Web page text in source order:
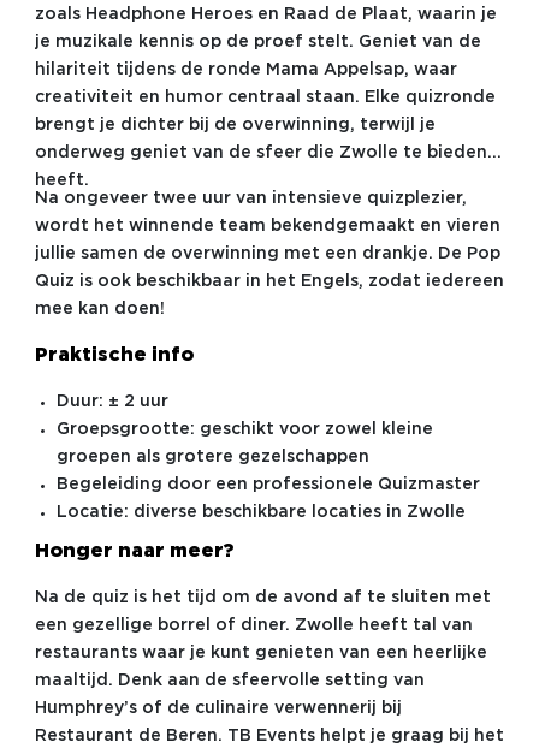
zoals Headphone Heroes en Raad de Plaat, waarin je
je muzikale kennis op de proef stelt. Geniet van de
hilariteit tijdens de ronde Mama Appelsap, waar
creativiteit en humor centraal staan. Elke quizronde
brengt je dichter bij de overwinning, terwijl je
onderweg geniet van de sfeer die Zwolle te bieden
heeft.
Na ongeveer twee uur van intensieve quizplezier,
wordt het winnende team bekendgemaakt en vieren
jullie samen de overwinning met een drankje. De Pop
Quiz is ook beschikbaar in het Engels, zodat iedereen
mee kan doen!
Praktische info
Duur: ± 2 uur
Groepsgrootte: geschikt voor zowel kleine
groepen als grotere gezelschappen
Begeleiding door een professionele Quizmaster
Locatie: diverse beschikbare locaties in Zwolle
Honger naar meer?
Na de quiz is het tijd om de avond af te sluiten met
een gezellige borrel of diner. Zwolle heeft tal van
restaurants waar je kunt genieten van een heerlijke
maaltijd. Denk aan de sfeervolle setting van
Humphrey’s of de culinaire verwennerij bij
Restaurant de Beren. TB Events helpt je graag bij het